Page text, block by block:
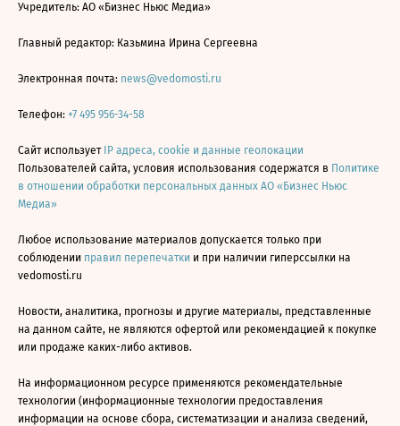
Учредитель: АО «Бизнес Ньюс Медиа»
Главный редактор: Казьмина Ирина Сергеевна
Электронная почта: news@vedomosti.ru
Телефон: +7 495 956-34-58
Сайт использует IP адреса, cookie и данные геолокации
Пользователей сайта, условия использования содержатся в Политике
в отношении обработки персональных данных АО «Бизнес Ньюс
Медиа»
Любое использование материалов допускается только при
соблюдении правил перепечатки и при наличии гиперссылки на
vedomosti.ru
Новости, аналитика, прогнозы и другие материалы, представленные
на данном сайте, не являются офертой или рекомендацией к покупке
или продаже каких-либо активов.
На информационном ресурсе применяются рекомендательные
технологии (информационные технологии предоставления
информации на основе сбора, систематизации и анализа сведений,